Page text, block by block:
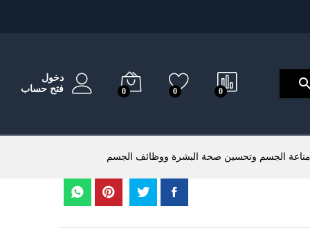
0
0
0
دخول
فتح حساب
الجسم وتحسين صحة البشرة ووظائف الجسم